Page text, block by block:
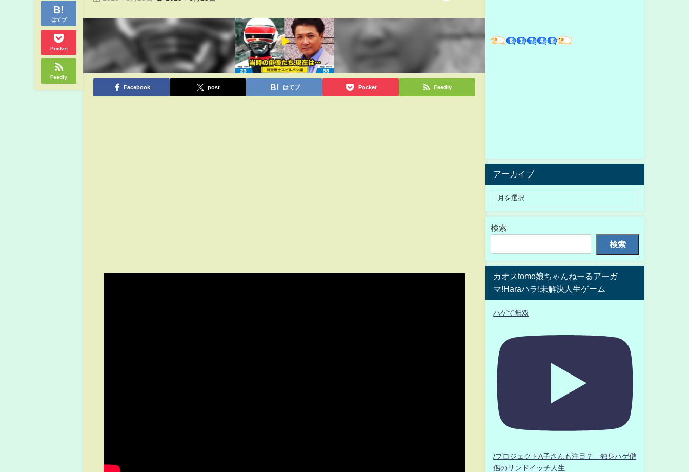
はてブ
Pocket
Feedly
Facebook post はてブ Pocket Feedly
アーカイブ
検索
検索
カオスtomo娘ちゃんねーるアーガ
マ!Haraハラ!未解決人生ゲーム
ハゲて無双
/プロジェクトA子さんも注目？ 独身ハゲ僧
侶のサンドイッチ人生